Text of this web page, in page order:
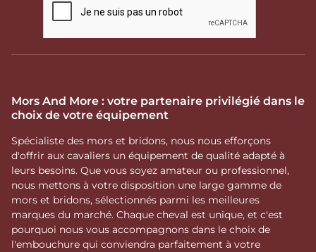
Mors And More : votre partenaire privilégié dans le
choix de votre équipement
Spécialiste des mors et bridons, nous nous efforçons
d'offrir aux cavaliers un équipement de qualité adapté à
leurs besoins. Que vous soyez amateur ou professionnel,
nous mettons à votre disposition une large gamme de
mors et bridons, sélectionnés parmi les meilleures
marques du marché. Chaque cheval est unique, et c'est
pourquoi nous vous accompagnons dans le choix de
l'embouchure qui conviendra parfaitement à votre